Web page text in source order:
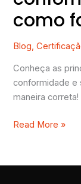
como
Blog,
Conheça as
conformidade e
maneira correta!
Read More »